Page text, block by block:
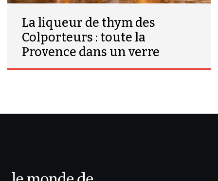
La liqueur de thym des
Colporteurs : toute la
Provence dans un verre